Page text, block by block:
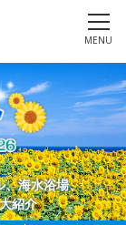
MENU
、海水浴場、
紹介